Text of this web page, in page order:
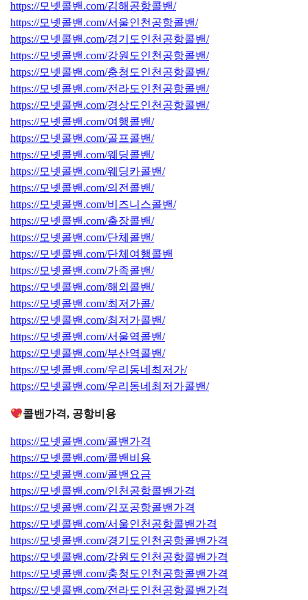
https://모넷콜밴.com/김해공항콜밴/
https://모넷콜밴.com/서울인천공항콜밴/
https://모넷콜밴.com/경기도인천공항콜밴/
https://모넷콜밴.com/강원도인천공항콜밴/
https://모넷콜밴.com/충청도인천공항콜밴/
https://모넷콜밴.com/전라도인천공항콜밴/
https://모넷콜밴.com/경상도인천공항콜밴/
https://모넷콜밴.com/여행콜밴/
https://모넷콜밴.com/골프콜밴/
https://모넷콜밴.com/웨딩콜밴/
https://모넷콜밴.com/웨딩카콜밴/
https://모넷콜밴.com/의전콜밴/
https://모넷콜밴.com/비즈니스콜밴/
https://모넷콜밴.com/출장콜밴/
https://모넷콜밴.com/단체콜밴/
https://모넷콜밴.com/단체여행콜밴
https://모넷콜밴.com/가족콜밴/
https://모넷콜밴.com/해외콜밴/
https://모넷콜밴.com/최저가콜/
https://모넷콜밴.com/최저가콜밴/
https://모넷콜밴.com/서울역콜밴/
https://모넷콜밴.com/부산역콜밴/
https://모넷콜밴.com/우리동네최저가/
https://모넷콜밴.com/우리동네최저가콜밴/
콜밴가격, 공항비용
https://모넷콜밴.com/콜밴가격
https://모넷콜밴.com/콜밴비용
https://모넷콜밴.com/콜밴요금
https://모넷콜밴.com/인천공항콜밴가격
https://모넷콜밴.com/김포공항콜밴가격
https://모넷콜밴.com/서울인천공항콜밴가격
https://모넷콜밴.com/경기도인천공항콜밴가격
https://모넷콜밴.com/강원도인천공항콜밴가격
https://모넷콜밴.com/충청도인천공항콜밴가격
https://모넷콜밴.com/전라도인천공항콜밴가격